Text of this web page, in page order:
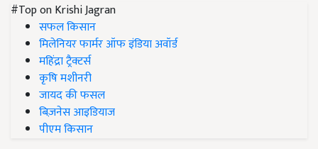
#Top on Krishi Jagran
सफल किसान
मिलेनियर फार्मर ऑफ इंडिया अवॉर्ड
महिंद्रा ट्रैक्टर्स
कृषि मशीनरी
जायद की फसल
बिज़नेस आइडियाज
पीएम किसान